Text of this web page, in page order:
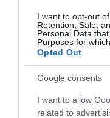
I want to opt-out
Retention, Sale,
Personal Data
Purposes for
Opted Out
Google consents
I want to allow
related to
σχετικά με τα
χρηματοδότησης που
περίοδο 2014-2020.
γ) Οργάνωση των
προκειμένου να
να ενισχυθεί η